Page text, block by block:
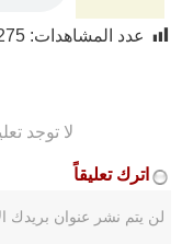
عدد المشاهدات:
لا توجد
اترك تعليقاً
لن يتم نشر عنوان بريدك